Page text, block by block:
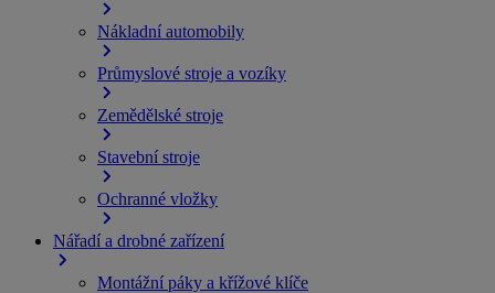
Nákladní automobily
Průmyslové stroje a vozíky
Zemědělské stroje
Stavební stroje
Ochranné vložky
Nářadí a drobné zařízení
Montážní páky a křížové klíče